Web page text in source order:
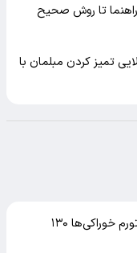
راهنما تا روش صحیح
تمیز کردن مبلمان با
سفره کارگران دیگر جایی برای گرانی ندارد / تورم خوراکی‌ها ۱۳۰